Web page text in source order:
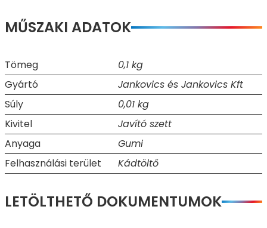
MŰSZAKI ADATOK
Tömeg
0,1 kg
Gyártó
Jankovics és Jankovics Kft
Súly
0,01 kg
Kivitel
Javító szett
Anyaga
Gumi
Felhasználási terület
Kádtöltő
LETÖLTHETŐ DOKUMENTUMOK